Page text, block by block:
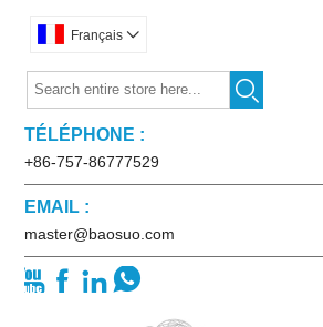
Français 

TÉLÉPHONE :
+86-757-86777529
EMAIL :
master@baosuo.com
   